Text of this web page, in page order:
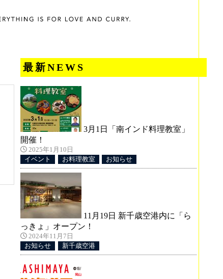
最新NEWS
3月1日「南インド料理教室」
開催！
2025年1月10日
イベント
お料理教室 お知らせ
11月19日 新千歳空港内に「ら
っきょ」オープン！
2024年11月7日
お知らせ
新千歳空港